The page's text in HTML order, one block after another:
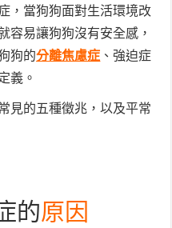
，當狗狗面對生活環境改
容易讓狗狗沒有安全感，
狗的分離焦慮症 、強迫症
義。
見的五種徵兆，以及平常
的原因